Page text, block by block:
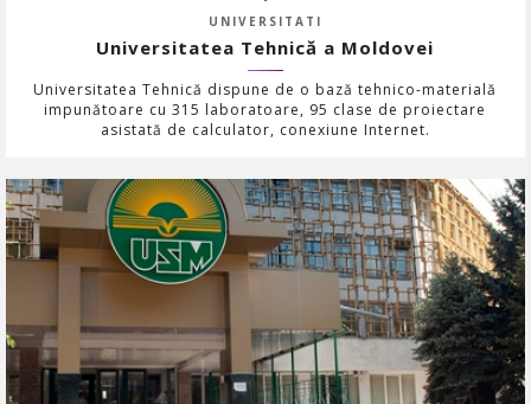
UNIVERSITATI
Universitatea Tehnică a Moldovei
Universitatea Tehnică dispune de o bază tehnico-materială
impunătoare cu 315 laboratoare, 95 clase de proiectare
asistată de calculator, conexiune Internet.